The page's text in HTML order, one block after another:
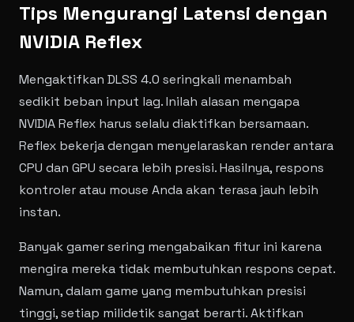
Tips Mengurangi Latensi dengan
NVIDIA Reflex
Mengaktifkan DLSS 4.0 seringkali menambah
sedikit beban input lag. Inilah alasan mengapa
NVIDIA Reflex harus selalu diaktifkan bersamaan.
Reflex bekerja dengan menyelaraskan render antara
CPU dan GPU secara lebih presisi. Hasilnya, respons
kontroler atau mouse Anda akan terasa jauh lebih
instan.
Banyak gamer sering mengabaikan fitur ini karena
mengira mereka tidak membutuhkan respons cepat.
Namun, dalam game yang membutuhkan presisi
tinggi, setiap milidetik sangat berarti. Aktifkan